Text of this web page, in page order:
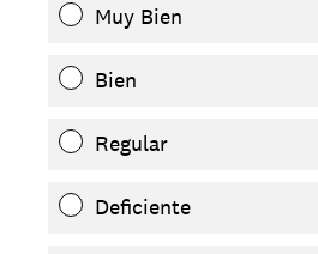
Muy Bien
Bien
Regular
Deficiente